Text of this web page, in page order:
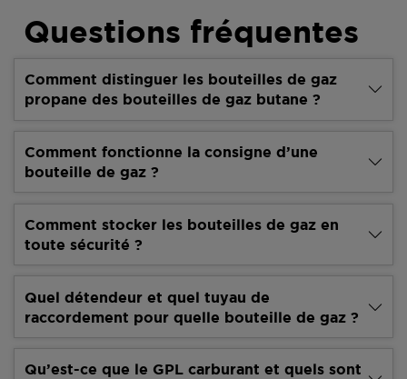
Questions fréquentes
Comment distinguer les bouteilles de gaz
propane des bouteilles de gaz butane ?
Comment fonctionne la consigne d’une
bouteille de gaz ?
Comment stocker les bouteilles de gaz en
toute sécurité ?
Quel détendeur et quel tuyau de
raccordement pour quelle bouteille de gaz ?
Qu’est-ce que le GPL carburant et quels sont